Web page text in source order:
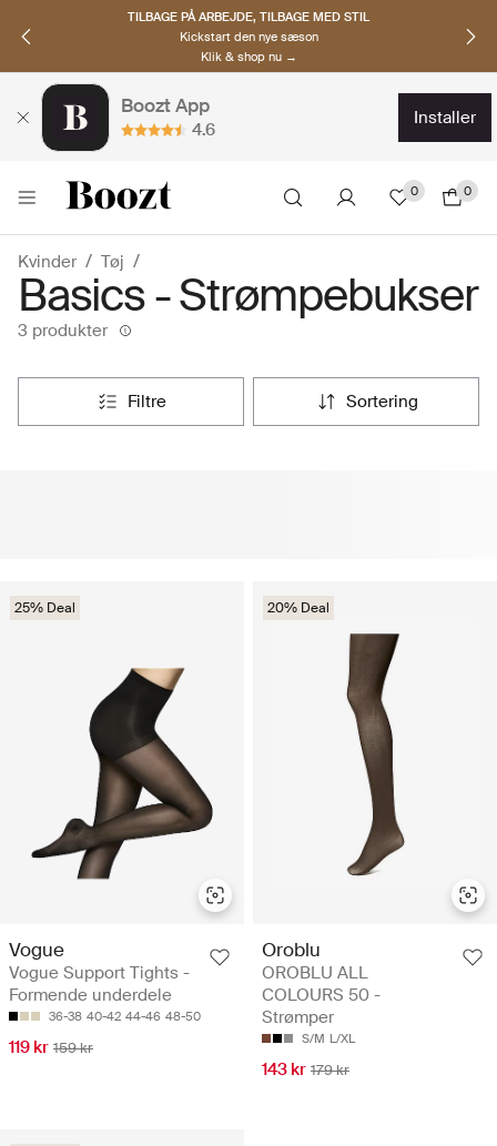
TILBAGE PÅ ARBEJDE, TILBAGE MED STIL
Kickstart den nye sæson
Klik & shop nu →
Boozt App
4.6
installer
0 0
Kvinder Tøj
Basics - Strømpebukser
3 produkter
filtre sortering
25% Deal
Vogue
Vogue Support Tights -
Formende underdele
36-38 40-42 44-46 48-50
119 kr 159 kr
20% Deal
Oroblu
OROBLU ALL
COLOURS 50 -
Strømper
S/M L/XL
143 kr 179 kr